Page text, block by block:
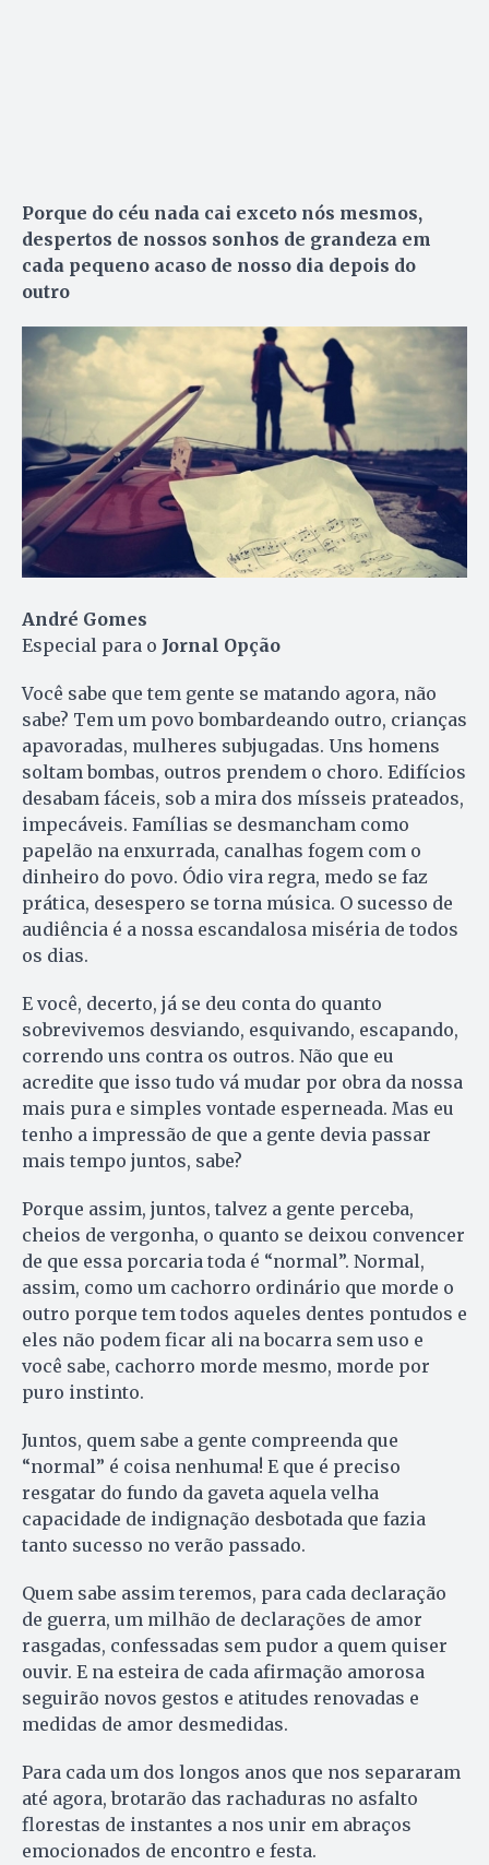
Porque do céu nada cai exceto nós mesmos,
despertos de nossos sonhos de grandeza em
cada pequeno acaso de nosso dia depois do
outro
André Gomes
Especial para o Jornal Opção
Você sabe que tem gente se matando agora, não
sabe? Tem um povo bombardeando outro, crianças
apavoradas, mulheres subjugadas. Uns homens
soltam bombas, outros prendem o choro. Edifícios
desabam fáceis, sob a mira dos mísseis prateados,
impecáveis. Famílias se desmancham como
papelão na enxurrada, canalhas fogem com o
dinheiro do povo. Ó­dio vira regra, medo se faz
prática, desespero se torna música. O su­cesso de
audiência é a nossa escandalosa miséria de todos
os dias.
E você, decerto, já se deu conta do quanto
sobrevivemos desviando, esquivando, escapando,
correndo uns contra os outros. Não que eu
acredite que isso tudo vá mudar por obra da nossa
mais pura e simples vontade esperneada. Mas eu
tenho a impressão de que a gente devia passar
mais tempo juntos, sabe?
Porque assim, juntos, talvez a gente perceba,
cheios de vergonha, o quanto se deixou convencer
de que essa porcaria toda é “normal”. Normal,
assim, como um cachorro ordinário que morde o
outro porque tem todos aqueles dentes pontudos e
eles não podem ficar ali na bocarra sem uso e
você sabe, cachorro morde mesmo, morde por
puro instinto.
Juntos, quem sabe a gente compreenda que
“normal” é coisa ne­nhuma! E que é preciso
resgatar do fundo da gaveta aquela velha
capacidade de indignação desbotada que fazia
tanto sucesso no verão passado.
Quem sabe assim teremos, para cada declaração
de guerra, um milhão de declarações de amor
rasgadas, confessadas sem pudor a quem quiser
ouvir. E na esteira de cada afirmação amorosa
seguirão novos gestos e atitudes renovadas e
medidas de amor desmedidas.
Para cada um dos longos anos que nos separaram
até agora, brotarão das rachaduras no asfalto
florestas de instantes a nos unir em abraços
emocionados de encontro e festa.